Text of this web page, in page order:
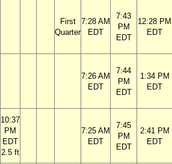
First
Quarter
7:28 AM
EDT
7:43
PM
EDT
12:28 PM
EDT
7:26 AM
EDT
7:44
PM
EDT
1:34 PM
EDT
10:37
PM
EDT
2.5 ft
7:25 AM
EDT
7:45
PM
EDT
2:41 PM
EDT